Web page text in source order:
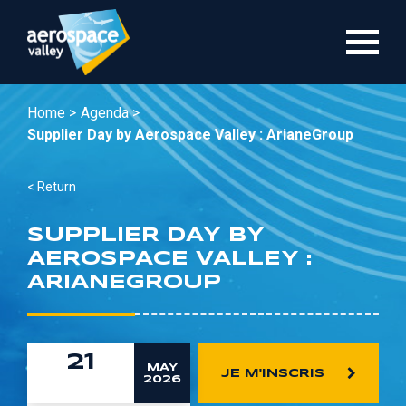
main
Home > Agenda >
Supplier Day by Aerospace Valley : ArianeGroup
< Return
SUPPLIER DAY BY
AEROSPACE VALLEY :
ARIANEGROUP
21
MAY
2026
JE M'INSCRIS